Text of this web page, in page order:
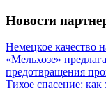
Новости
Немецкое качество
«Мельхозе»
предотвращения
Тихое спасение: как